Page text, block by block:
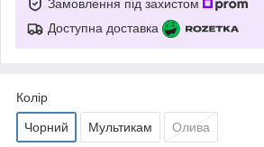
Замовлення під захистом
Доступна доставка
Колір
Чорний Мультикам Олива